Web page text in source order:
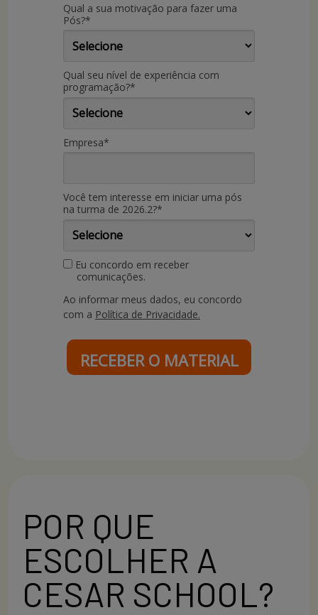
Qual a sua motivação para fazer uma
Pós?*
Qual seu nível de experiência com
programação?*
Empresa*
Você tem interesse em iniciar uma pós
na turma de 2026.2?*
Eu concordo em receber
comunicações.
Ao informar meus dados, eu concordo
com a Política de Privacidade.
RECEBER O MATERIAL
POR QUE
ESCOLHER A
CESAR SCHOOL?